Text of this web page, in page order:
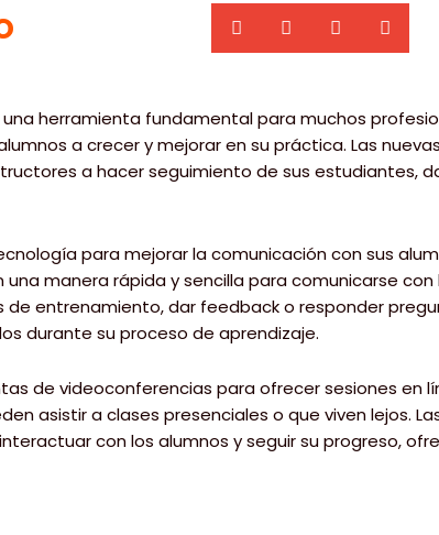
herramienta fundamental para muchos
a crecer y mejorar en su práctica. Las
a hacer seguimiento de sus estudiantes,
para mejorar la comunicación con sus
manera rápida y sencilla para comunicarse
entrenamiento, dar feedback o responder
durante su proceso de aprendizaje.
de videoconferencias para ofrecer sesiones en
asistir a clases presenciales o que viven lejos.
con los alumnos y seguir su progreso,